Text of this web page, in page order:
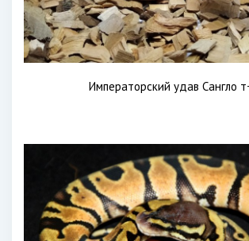
Императорский удав Сангло